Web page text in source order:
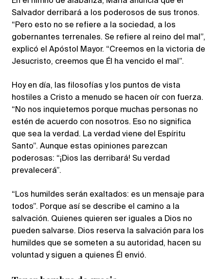
Salvador derribará a los poderosos de sus tronos.
“Pero esto no se refiere a la sociedad, a los
gobernantes terrenales. Se refiere al reino del mal”,
explicó el Apóstol Mayor. “Creemos en la victoria de
Jesucristo, creemos que Él ha vencido el mal”.
Hoy en día, las filosofías y los puntos de vista
hostiles a Cristo a menudo se hacen oír con fuerza.
“No nos inquietemos porque muchas personas no
estén de acuerdo con nosotros. Eso no significa
que sea la verdad. La verdad viene del Espíritu
Santo”. Aunque estas opiniones parezcan
poderosas: “¡Dios las derribará! Su verdad
prevalecerá”.
“Los humildes serán exaltados: es un mensaje para
todos”. Porque así se describe el camino a la
salvación. Quienes quieren ser iguales a Dios no
pueden salvarse. Dios reserva la salvación para los
humildes que se someten a su autoridad, hacen su
voluntad y siguen a quienes Él envió.